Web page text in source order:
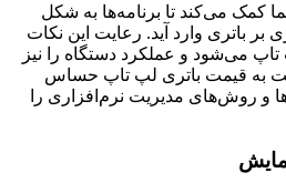
کمک می‌کند تا برنامه‌ها به شکل
بر باتری وارد آید. رعایت این نکات
می‌شود و عملکرد دستگاه را نیز
به قیمت باتری لپ تاپ حساس
و روش‌های مدیریت نرم‌افزاری را